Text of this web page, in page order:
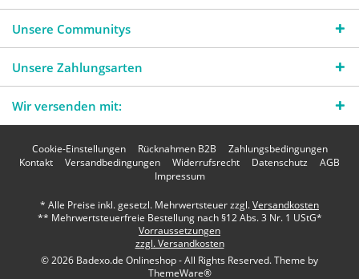
Unsere Communitys
Unsere Zahlungsarten
Wir versenden mit:
Cookie-Einstellungen Rücknahmen B2B
Zahlungsbedingungen
Kontakt
Versandbedingungen Widerrufsrecht Datenschutz
AGB
Impressum
* Alle Preise inkl. gesetzl. Mehrwertsteuer zzgl.Versandkosten
** Mehrwertsteuerfreie Bestellung nach §12 Abs. 3 Nr. 1 UStG*
Vorraussetzungen
zzgl. Versandkosten
© 2026 Badexo.de Onlineshop - All Rights Reserved. Theme by
ThemeWare®